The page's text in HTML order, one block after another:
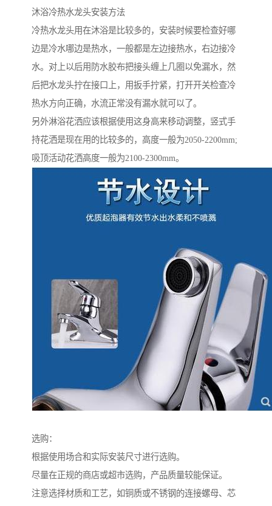
沐浴冷热水龙头安装方法
冷热水龙头用在沐浴是比较多的，安装时候要检查好哪
边是冷水哪边是热水，一般都是左边接热水，右边接冷
水。对上以后用防水胶布把接头缠上几圈以免漏水，然
后把水龙头拧在接口上，用扳手拧紧，打开开关检查冷
热水方向正确，水流正常没有漏水就可以了。
另外淋浴花洒应该根据使用这身高来移动调整，竖式手
持花洒是现在用的比较多的，高度一般为2050-2200mm;
吸顶活动花洒高度一般为2100-2300mm。
选购：
根据使用场合和实际安装尺寸进行选购。
尽量在正规的商店或超市选购，产品质量较能保证。
注意选择材质和工艺，如铜质或不锈钢的连接螺母、芯